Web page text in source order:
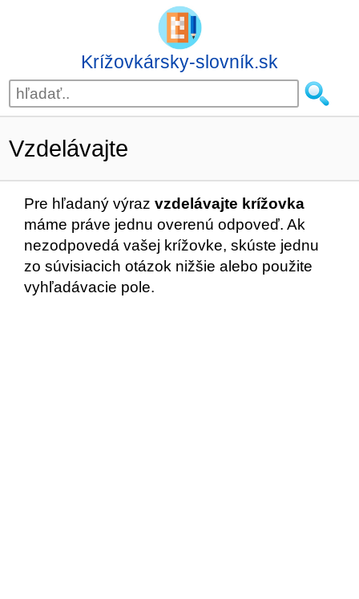
Krížovkársky-slovník.sk
Vzdelávajte
Pre hľadaný výraz vzdelávajte krížovka
máme práve jednu overenú odpoveď. Ak
nezodpovedá vašej krížovke, skúste jednu
zo súvisiacich otázok nižšie alebo použite
vyhľadávacie pole.